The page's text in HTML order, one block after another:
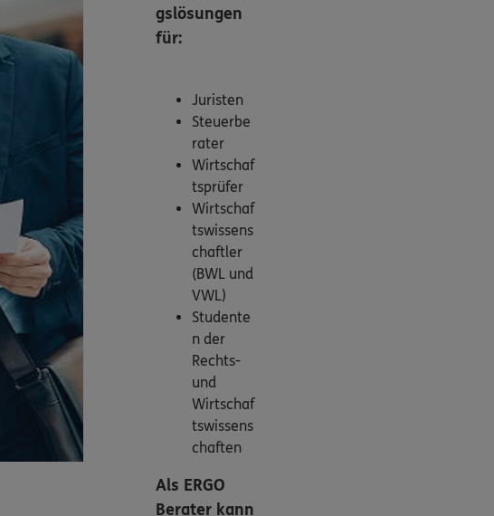
gslösungen
für:
Juristen
Steuerbe
rater
Wirtschaf
tsprüfer
Wirtschaf
tswissens
chaftler
(BWL und
VWL)
Studente
n der
Rechts-
und
Wirtschaf
tswissens
chaften
Als ERGO
Berater kann